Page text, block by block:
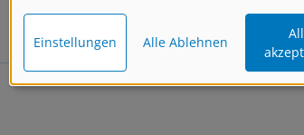
Einstellungen